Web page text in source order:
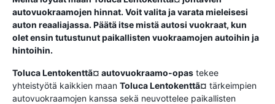
autovuokraamojen hinnat. Voit valita ja varata mieleisesi
auton reaaliajassa. Päätä itse mistä autosi vuokraat, kun
olet ensin tutustunut paikallisten vuokraamojen autoihin ja
hintoihin.
Toluca Lentokenttã¤ autovuokraamo-opas tekee
yhteistyötä kaikkien maan Toluca Lentokenttã¤ tärkeimpien
autovuokraamojen kanssa sekä neuvottelee paikallisten